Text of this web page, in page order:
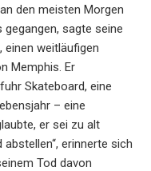
den meisten Morgen
gegangen, sagte seine
einen weitläufigen
Memphis. Er
Skateboard, eine
– eine
er sei zu alt
erinnerte sich
Tod davon